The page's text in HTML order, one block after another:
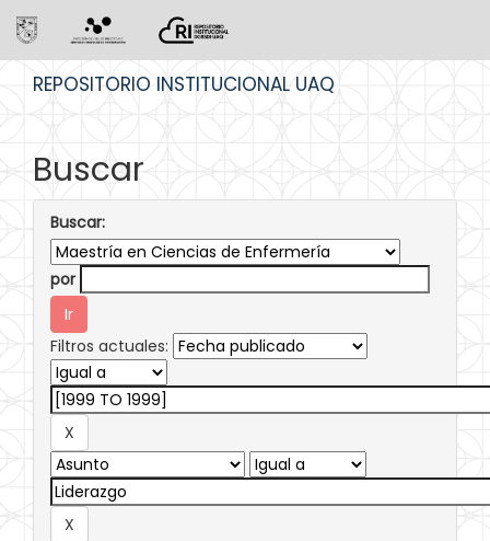
REPOSITORIO INSTITUCIONAL UAQ
Buscar
Buscar:
por
Filtros actuales: